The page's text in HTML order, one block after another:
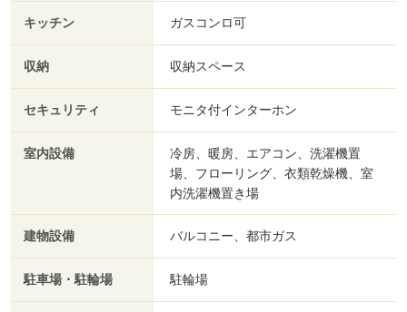
キッチン ガスコンロ可
収納 収納スペース
セキュリティ モニタ付インターホン
室内設備
冷房、暖房、エアコン、洗濯機置
場、フローリング、衣類乾燥機、室
内洗濯機置き場
建物設備 バルコニー、都市ガス
駐車場・駐輪場 駐輪場